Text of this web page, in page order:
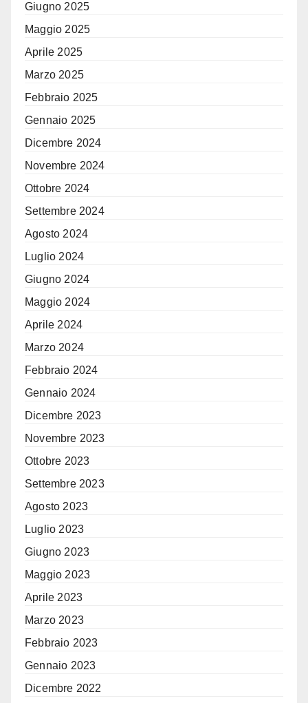
Giugno 2025
Maggio 2025
Aprile 2025
Marzo 2025
Febbraio 2025
Gennaio 2025
Dicembre 2024
Novembre 2024
Ottobre 2024
Settembre 2024
Agosto 2024
Luglio 2024
Giugno 2024
Maggio 2024
Aprile 2024
Marzo 2024
Febbraio 2024
Gennaio 2024
Dicembre 2023
Novembre 2023
Ottobre 2023
Settembre 2023
Agosto 2023
Luglio 2023
Giugno 2023
Maggio 2023
Aprile 2023
Marzo 2023
Febbraio 2023
Gennaio 2023
Dicembre 2022